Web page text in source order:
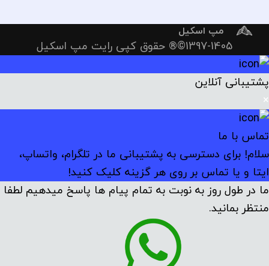
مپ اسکیل
1397-1405©® حقوق کپی رایت مپ اسکیل
پشتیبانی آنلاین
×
تماس با ما
سلام! برای دسترسی به پشتیبانی ما در تلگرام، واتساپ،
ایتا و یا تماس بر روی هر گزینه کلیک کنید!
ما در طول روز به نوبت به تمام پیام ها پاسخ میدهیم لطفا
منتظر بمانید.